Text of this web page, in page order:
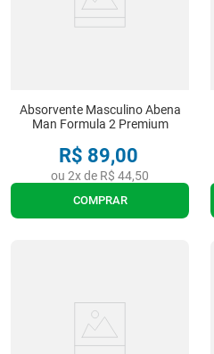
Absorvente Masculino Abena
Man Formula 2 Premium
R$ 89,00
ou 2x de R$ 44,50
COMPRAR